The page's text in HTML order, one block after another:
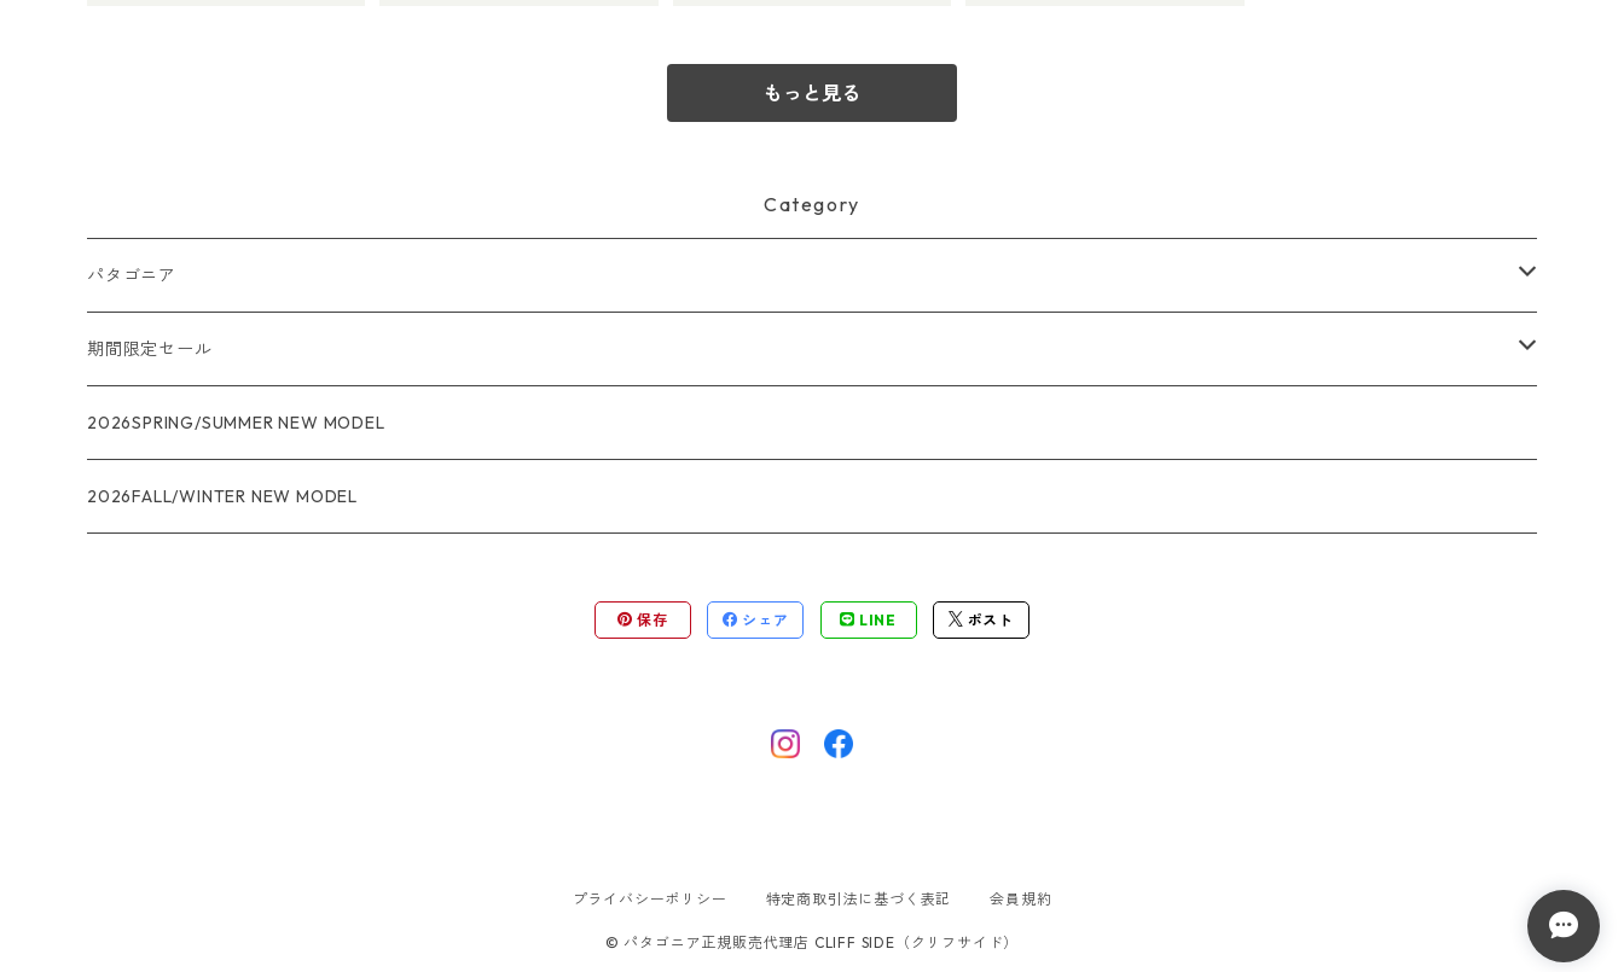
もっと見る
Category
パタゴニア
メンズ
R1
ウィメンズ
R1
ジャケット・アウター
期間限定セール
★★★
レインウェアー
2026SPRING/SUMMER NEW MODEL
2026FALL/WINTER NEW MODEL
保存 シェア LINE ポスト
プライバシーポリシー 特定商取引法に基づく表記 会員規約
© パタゴニア正規販売代理店 CLIFF SIDE（クリフサイド）